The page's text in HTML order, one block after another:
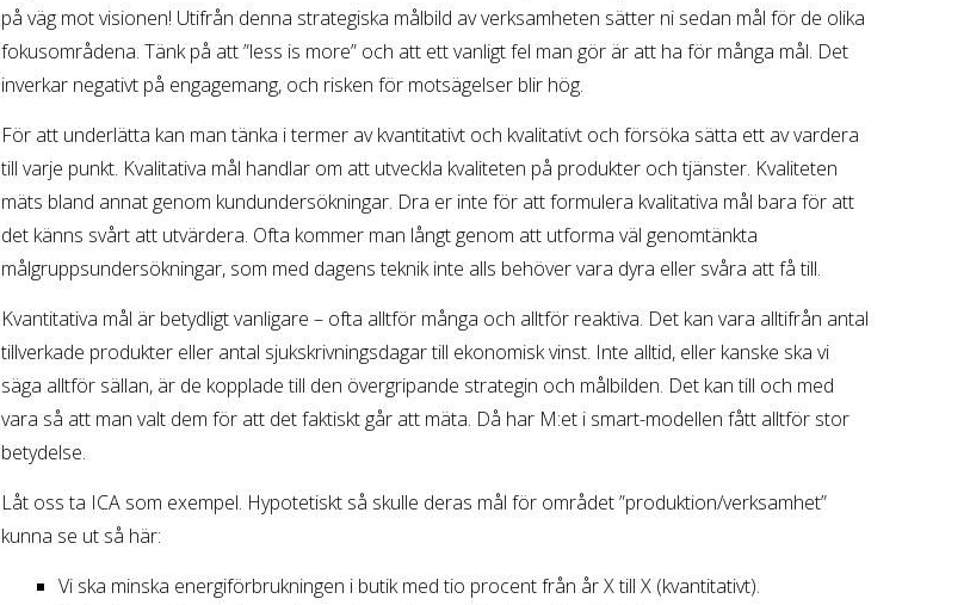
på väg mot visionen! Utifrån denna strategiska målbild av verksamheten sätter ni sedan mål för de olika
fokusområdena. Tänk på att ”less is more” och att ett vanligt fel man gör är att ha för många mål. Det
inverkar negativt på engagemang, och risken för motsägelser blir hög.
För att underlätta kan man tänka i termer av kvantitativt och kvalitativt och försöka sätta ett av vardera
till varje punkt. Kvalitativa mål handlar om att utveckla kvaliteten på produkter och tjänster. Kvaliteten
mäts bland annat genom kundundersökningar. Dra er inte för att formulera kvalitativa mål bara för att
det känns svårt att utvärdera. Ofta kommer man långt genom att utforma väl genomtänkta
målgruppsundersökningar, som med dagens teknik inte alls behöver vara dyra eller svåra att få till.
Kvantitativa mål är betydligt vanligare – ofta alltför många och alltför reaktiva. Det kan vara alltifrån antal
tillverkade produkter eller antal sjukskrivningsdagar till ekonomisk vinst. Inte alltid, eller kanske ska vi
säga alltför sällan, är de kopplade till den övergripande strategin och målbilden. Det kan till och med
vara så att man valt dem för att det faktiskt går att mäta. Då har M:et i smart-modellen fått alltför stor
betydelse.
Låt oss ta ICA som exempel. Hypotetiskt så skulle deras mål för området ”produktion/verksamhet”
kunna se ut så här:
Vi ska minska energiförbrukningen i butik med tio procent från år X till X (kvantitativt).